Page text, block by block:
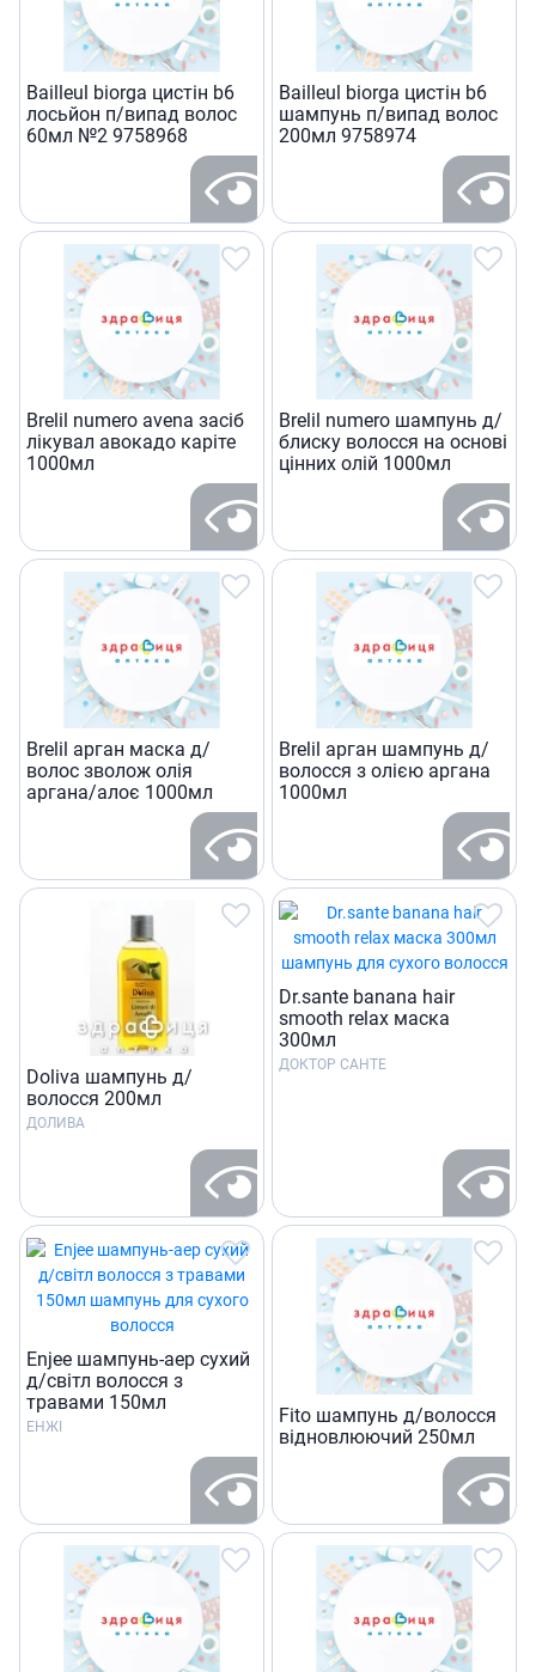
Bailleul biorga цистiн b6
лосьйон п/випад волос
60мл №2 9758968
Bailleul biorga цистiн b6
шампунь п/випад волос
200мл 9758974
Brelil numero avena засiб
лiкувал авокадо карiте
1000мл
Brelil numero шампунь д/
блиску волосся на основi
цiнних олiй 1000мл
Brelil арган маска д/
волос зволож олiя
аргана/алоє 1000мл
Brelil арган шампунь д/
волосся з олiєю аргана
1000мл
Doliva шампунь д/
волосся 200мл
ДОЛИВА
Dr.sante banana hair
smooth relax маска
300мл
ДОКТОР САНТЕ
Enjee шампунь-аер сухий
д/світл волосся з
травами 150мл
ЕНЖІ
Fito шампунь д/волосся
вiдновлюючий 250мл